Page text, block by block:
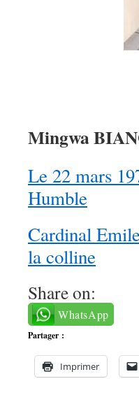
Mingwa
Le 22 mars
Humble
Cardinal
la colline
Share on:
WhatsApp
Partager :
Imprimer